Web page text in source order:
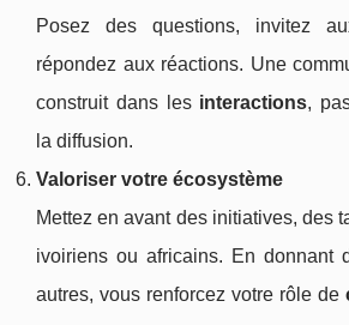
Posez des questions, invitez
répondez aux réactions. Une
construit dans les interactions,
la diffusion.
Valoriser votre écosystème
Mettez en avant des initiatives, des
ivoiriens ou africains. En donnant
autres, vous renforcez votre rôle de